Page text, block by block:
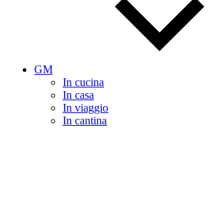
GM
In cucina
In casa
In viaggio
In cantina